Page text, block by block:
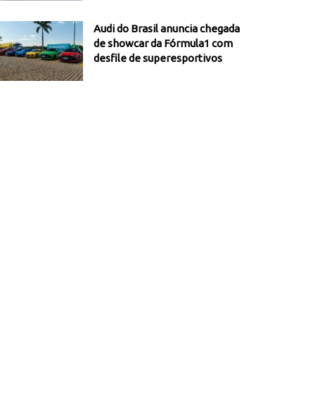
Audi do Brasil anuncia chegada
de showcar da Fórmula1 com
desfile de superesportivos